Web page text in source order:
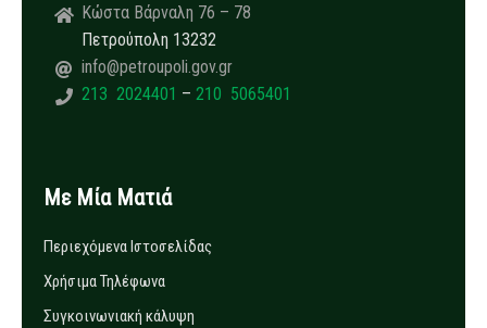
Κώστα Βάρναλη 76 – 78
Πετρούπολη 13232
info@petroupoli.gov.gr
213 2024401 – 210 5065401
Με Μία Ματιά
Περιεχόμενα Ιστοσελίδας
Χρήσιμα Τηλέφωνα
Συγκοινωνιακή κάλυψη